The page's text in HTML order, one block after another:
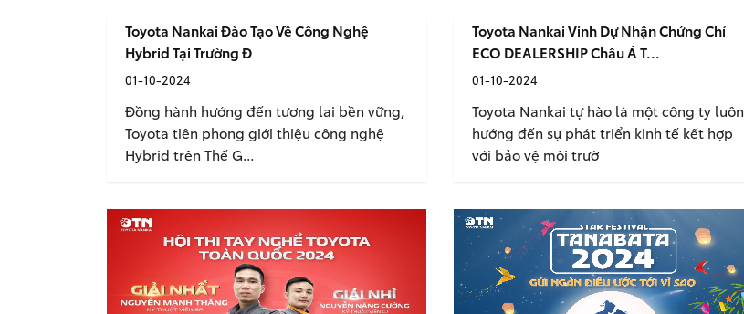
Toyota Nankai Đào Tạo Về Công Nghệ
Hybrid Tại Trường Đ
01-10-2024
Đồng hành hướng đến tương lai bền vững,
Toyota tiên phong giới thiệu công nghệ
Hybrid trên Thế G...
Toyota Nankai Vinh Dự Nhận Chứng Chỉ
ECO DEALERSHIP Châu Á T...
01-10-2024
Toyota Nankai tự hào là một công ty luôn
hướng đến sự phát triển kinh tế kết hợp
với bảo vệ môi trườ